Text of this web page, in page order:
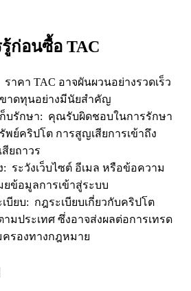
ก่อนซื้อ TAC
ราคา TAC อาจผันผวนอย่างรวดเร็ว
าดทุนอย่างมีนัยสำคัญ
บรักษา: คุณรับผิดชอบในการรักษา
ย์คริปโต การสูญเสียการเข้าถึง
ยถาวร
: ระวังเว็บไซต์ อีเมล หรือข้อความ
ข้อมูลการเข้าสู่ระบบ
บียบ: กฎระเบียบเกี่ยวกับคริปโต
มประเทศ ซึ่งอาจส่งผลต่อการเทรด
ครองทางกฎหมาย